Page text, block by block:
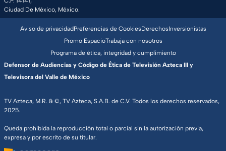
Ciudad De México, México.
TV Azteca, M.R. & ©, TV Azteca, S.A.B. de C.V. Todos los derechos reservados,
2025.
Queda prohibida la reproducción total o parcial sin la autorización previa,
expresa y por escrito de su titular.
Aviso de privacidadPreferencias de CookiesDerechosInversionistas
Promo EspacioTrabaja con nosotros
Programa de ética, integridad y cumplimiento
Defensor de Audiencias y Código de Ética de Televisión Azteca III y
Televisora del Valle de México